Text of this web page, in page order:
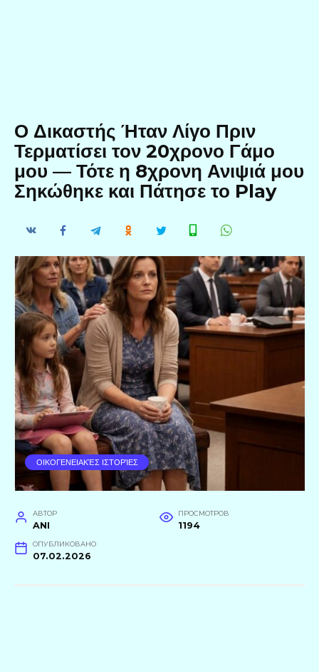
Ο Δικαστής Ήταν Λίγο Πριν
Τερματίσει τον 20χρονο Γάμο
μου — Τότε η 8χρονη Ανιψιά μου
Σηκώθηκε και Πάτησε το Play
ΟΙΚΟΓΕΝΕΙΑΚΈΣ ΙΣΤΟΡΊΕΣ
АВТОР
ANI
ПРОСМОТРОВ
1194
ОПУБЛИКОВАНО
07.02.2026